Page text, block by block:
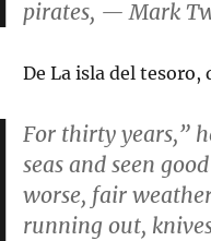
pirates, — Mark
De La isla del tesoro,
For thirty years,”
seas and seen
worse, fair
running out,